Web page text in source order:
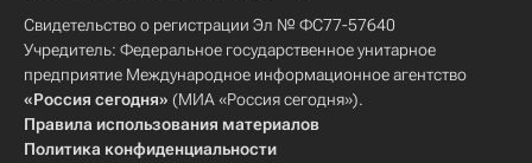
Свидетельство о регистрации Эл № ФС77-57640
Учредитель: Федеральное государственное унитарное
предприятие Международное информационное агентство
«Россия сегодня» (МИА «Россия сегодня»).
Правила использования материалов
Политика конфиденциальности